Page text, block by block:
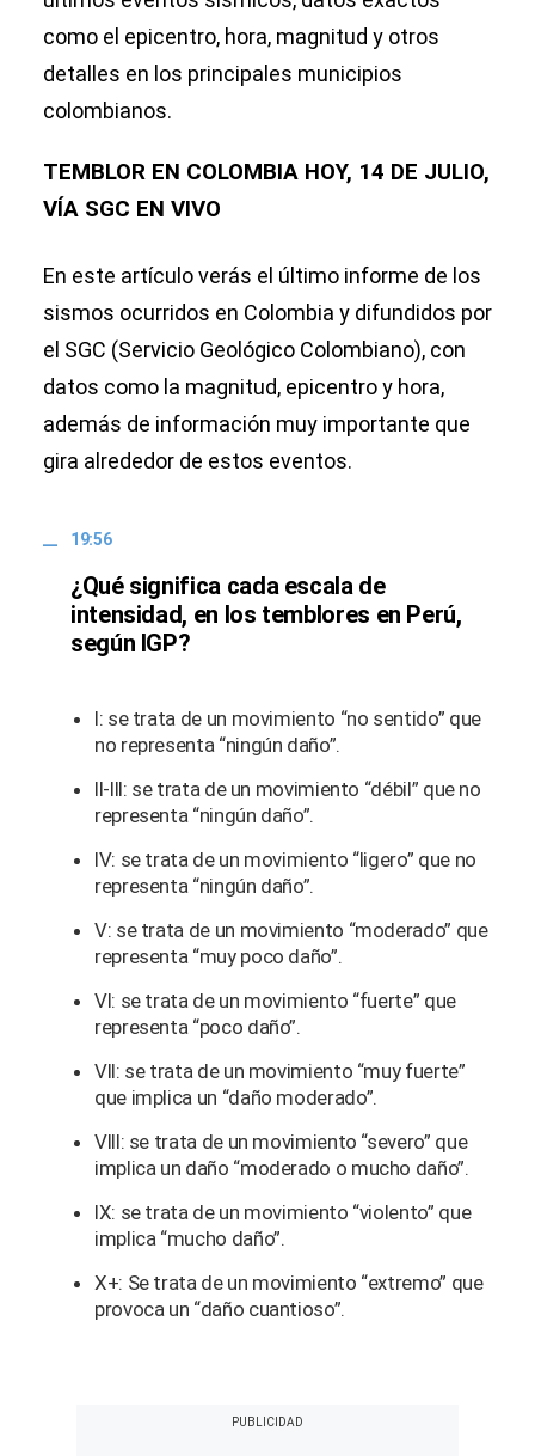
como el epicentro, hora, magnitud y otros
detalles en los principales municipios
colombianos.
TEMBLOR EN COLOMBIA HOY, 14 DE JULIO,
VÍA SGC EN VIVO
En este artículo verás el último informe de los
sismos ocurridos en Colombia y difundidos por
el SGC (Servicio Geológico Colombiano), con
datos como la magnitud, epicentro y hora,
además de información muy importante que
gira alrededor de estos eventos.
19:56
¿Qué significa cada escala de
intensidad, en los temblores en Perú,
según IGP?
I: se trata de un movimiento “no sentido” que
no representa “ningún daño”.
II-III: se trata de un movimiento “débil” que no
representa “ningún daño”.
IV: se trata de un movimiento “ligero” que no
representa “ningún daño”.
V: se trata de un movimiento “moderado” que
representa “muy poco daño”.
VI: se trata de un movimiento “fuerte” que
representa “poco daño”.
VII: se trata de un movimiento “muy fuerte”
que implica un “daño moderado”.
VIII: se trata de un movimiento “severo” que
implica un daño “moderado o mucho daño”.
IX: se trata de un movimiento “violento” que
implica “mucho daño”.
X+: Se trata de un movimiento “extremo” que
provoca un “daño cuantioso”.